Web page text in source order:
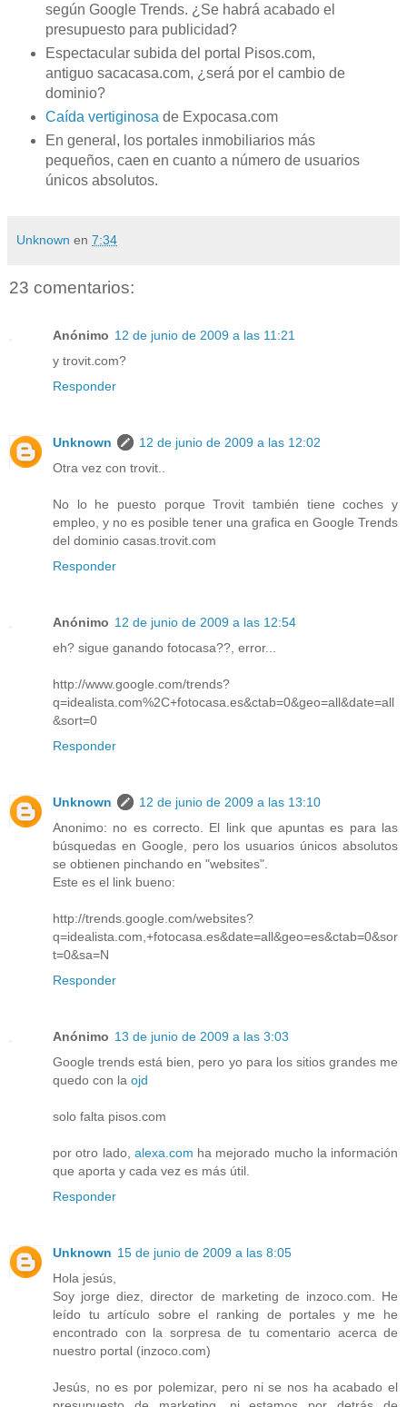
según Google Trends. ¿Se habrá acabado el
presupuesto para publicidad?
Espectacular subida del portal Pisos.com,
antiguo sacacasa.com, ¿será por el cambio de
dominio?
Caída vertiginosa de Expocasa.com
En general, los portales inmobiliarios más
pequeños, caen en cuanto a número de usuarios
únicos absolutos.
Unknown en 7:34
23 comentarios:
Anónimo 12 de junio de 2009 a las 11:21
y trovit.com?
Responder
Unknown
12 de junio de 2009 a las 12:02
Otra vez con trovit..
No lo he puesto porque Trovit también tiene coches y
empleo, y no es posible tener una grafica en Google Trends
del dominio casas.trovit.com
Responder
Anónimo 12 de junio de 2009 a las 12:54
eh? sigue ganando fotocasa??, error...
http://www.google.com/trends?
q=idealista.com%2C+fotocasa.es&ctab=0&geo=all&date=all
&sort=0
Responder
Unknown
12 de junio de 2009 a las 13:10
Anonimo: no es correcto. El link que apuntas es para las
búsquedas en Google, pero los usuarios únicos absolutos
se obtienen pinchando en "websites".
Este es el link bueno:
http://trends.google.com/websites?
q=idealista.com,+fotocasa.es&date=all&geo=es&ctab=0&sor
t=0&sa=N
Responder
Anónimo 13 de junio de 2009 a las 3:03
Google trends está bien, pero yo para los sitios grandes me
quedo con la ojd
solo falta pisos.com
por otro lado, alexa.com ha mejorado mucho la información
que aporta y cada vez es más útil.
Responder
Unknown 15 de junio de 2009 a las 8:05
Hola jesús,
Soy jorge diez, director de marketing de inzoco.com. He
leído tu artículo sobre el ranking de portales y me he
encontrado con la sorpresa de tu comentario acerca de
nuestro portal (inzoco.com)
Jesús, no es por polemizar, pero ni se nos ha acabado el